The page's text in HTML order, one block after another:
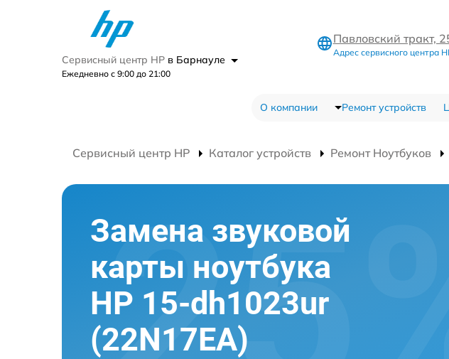
Сервисный центр HP в Барнауле
Ежедневно с 9:00 до 21:00
Павловский тракт,
Адрес сервисного центра
О компании Ремонт устройств
Сервисный центр HP Каталог устройств Ремонт Ноутбуков
Замена звуковой
карты ноутбука
HP 15-dh1023ur
(22N17EA)